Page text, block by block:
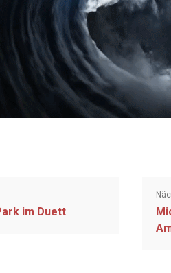
im Duett